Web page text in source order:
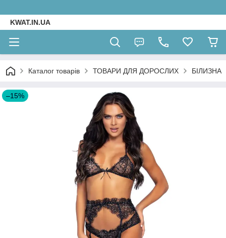
KWAT.IN.UA
Каталог товарів ТОВАРИ ДЛЯ ДОРОСЛИХ БІЛИЗНА
–15%